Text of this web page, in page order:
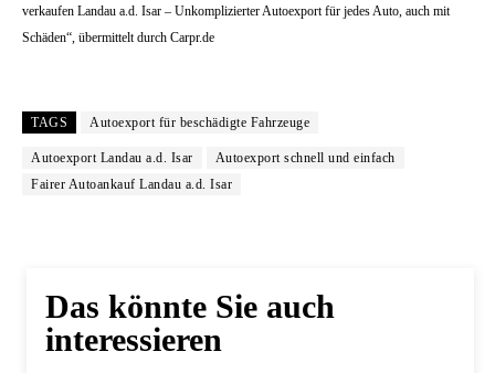
verkaufen Landau a.d. Isar – Unkomplizierter Autoexport für jedes Auto, auch mit
Schäden“, übermittelt durch Carpr.de
TAGS Autoexport für beschädigte Fahrzeuge
Autoexport Landau a.d. Isar
Autoexport schnell und einfach
Fairer Autoankauf Landau a.d. Isar
Das könnte Sie auch
interessieren